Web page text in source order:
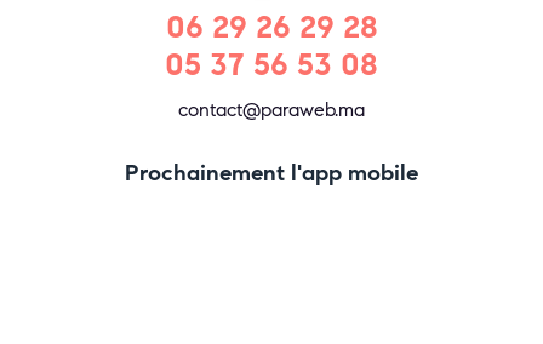
06 29 26 29 28
05 37 56 53 08
contact@paraweb.ma
Prochainement l'app mobile